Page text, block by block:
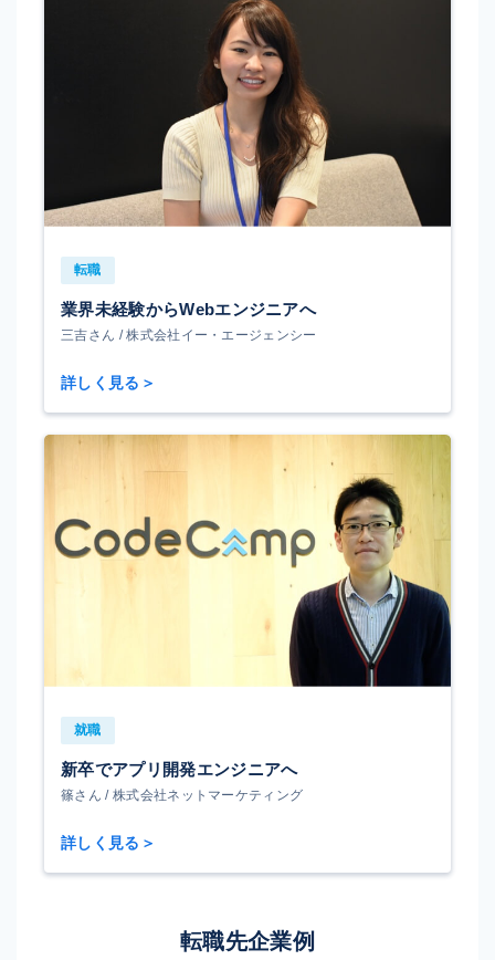
転職
業界未経験からWebエンジニアへ
三吉さん / 株式会社イー・エージェンシー
詳しく見る＞
就職
新卒でアプリ開発エンジニアへ
篠さん / 株式会社ネットマーケティング
詳しく見る＞
転職先企業例